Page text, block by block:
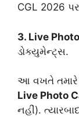
CGL 2026
3. Live
ડોક્યુમેન્ટ્સ.
આ વખતે તમારે
Live Photo
નહીં).